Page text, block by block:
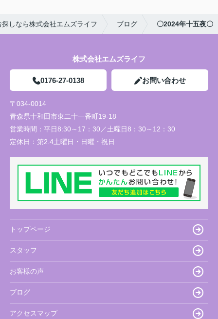
しなら株式会社エムズライフ ブログ 〇2024年十五夜〇
株式会社エムズライフ
0176-27-0138 お問い合わせ
〒034-0014
青森県十和田市東二十一番町19-18
営業時間： 平日8:30～17：30／土曜日8：30～12：30
定休日： 第2.4土曜日・日曜・祝日
トップページ
スタッフ
お客様の声
ブログ
アクセスマップ